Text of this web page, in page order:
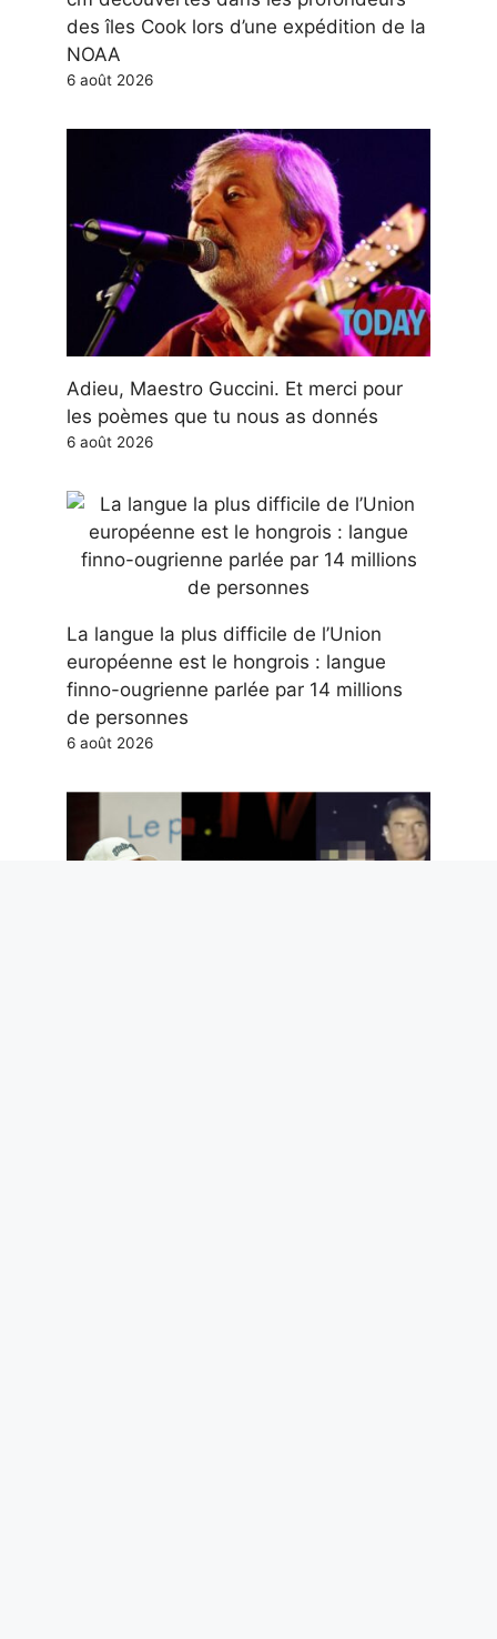
des îles Cook lors d’une expédition de la
NOAA
6 août 2026
Adieu, Maestro Guccini. Et merci pour
les poèmes que tu nous as donnés
6 août 2026
La langue la plus difficile de l’Union
européenne est le hongrois : langue
finno-ougrienne parlée par 14 millions
de personnes
6 août 2026